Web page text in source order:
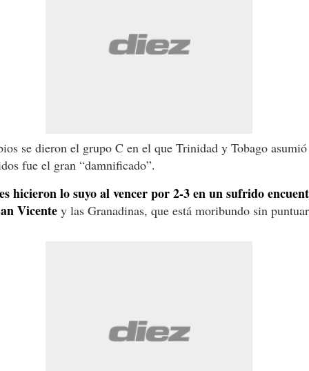
se dieron el grupo C en el que Trinidad y Tobago
fue el gran “damnificado”.
hicieron lo suyo al vencer por 2-3 en un sufrido
Vicente y las Granadinas, que está moribundo sin